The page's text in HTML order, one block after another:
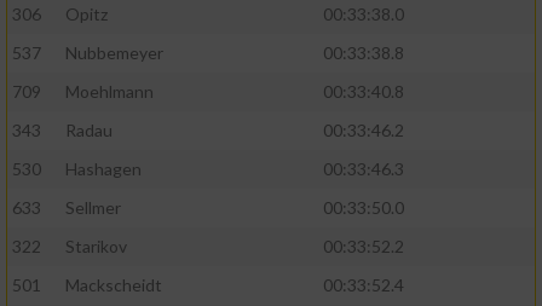
306
Opitz
00:33:38.0
537
Nubbemeyer
00:33:38.8
709
Moehlmann
00:33:40.8
343
Radau
00:33:46.2
530
Hashagen
00:33:46.3
633
Sellmer
00:33:50.0
322
Starikov
00:33:52.2
501
Mackscheidt
00:33:52.4